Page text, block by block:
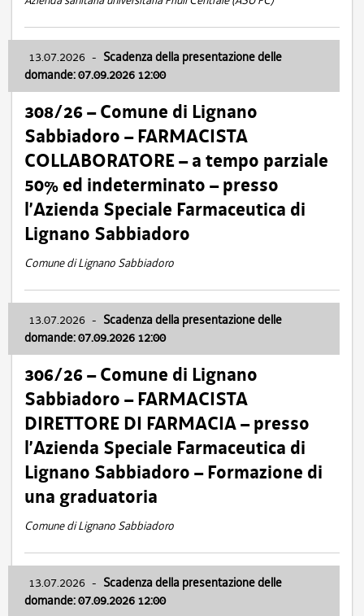
13.07.2026 - Scadenza della presentazione delle
domande: 07.09.2026 12:00
308/26 – Comune di Lignano
Sabbiadoro – FARMACISTA
COLLABORATORE – a tempo parziale
50% ed indeterminato – presso
l’Azienda Speciale Farmaceutica di
Lignano Sabbiadoro
Comune di Lignano Sabbiadoro
13.07.2026 - Scadenza della presentazione delle
domande: 07.09.2026 12:00
306/26 – Comune di Lignano
Sabbiadoro – FARMACISTA
DIRETTORE DI FARMACIA – presso
l’Azienda Speciale Farmaceutica di
Lignano Sabbiadoro – Formazione di
una graduatoria
Comune di Lignano Sabbiadoro
13.07.2026 - Scadenza della presentazione delle
domande: 07.09.2026 12:00